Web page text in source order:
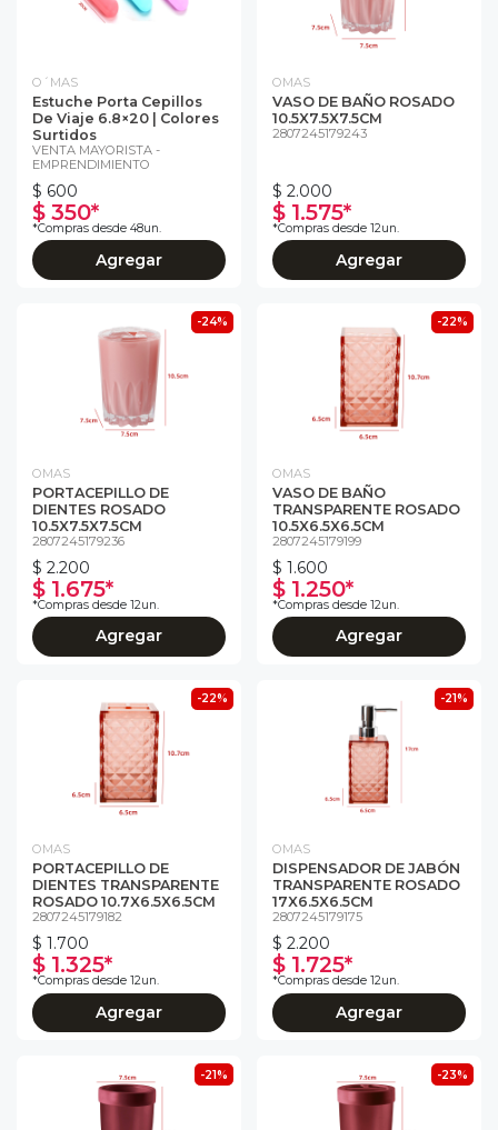
O´MAS
Estuche Porta Cepillos
De Viaje 6.8×20 | Colores
Surtidos
VENTA MAYORISTA -
EMPRENDIMIENTO
$ 600
$ 350*
*Compras desde 48un.
Agregar
OMAS
VASO DE BAÑO ROSADO
10.5X7.5X7.5CM
2807245179243
$ 2.000
$ 1.575*
*Compras desde 12un.
Agregar
-24%
OMAS
PORTACEPILLO DE
DIENTES ROSADO
10.5X7.5X7.5CM
2807245179236
$ 2.200
$ 1.675*
*Compras desde 12un.
Agregar
-22%
OMAS
VASO DE BAÑO
TRANSPARENTE ROSADO
10.5X6.5X6.5CM
2807245179199
$ 1.600
$ 1.250*
*Compras desde 12un.
Agregar
-22%
OMAS
PORTACEPILLO DE
DIENTES TRANSPARENTE
ROSADO 10.7X6.5X6.5CM
2807245179182
$ 1.700
$ 1.325*
*Compras desde 12un.
Agregar
-21%
OMAS
DISPENSADOR DE JABÓN
TRANSPARENTE ROSADO
17X6.5X6.5CM
2807245179175
$ 2.200
$ 1.725*
*Compras desde 12un.
Agregar
-21% -23%